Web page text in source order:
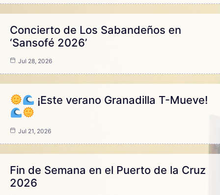
Concierto de Los Sabandeños en
‘Sansofé 2026’
Jul 28, 2026
¡Este verano Granadilla T-Mueve!
Jul 21, 2026
Fin de Semana en el Puerto de la Cruz
2026